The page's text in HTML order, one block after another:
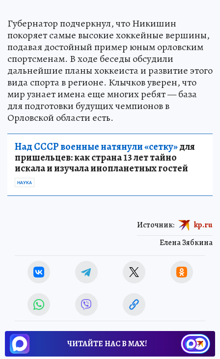
Губернатор подчеркнул, что Никишин
покоряет самые высокие хоккейные вершины,
подавая достойный пример юным орловским
спортсменам. В ходе беседы обсудили
дальнейшие планы хоккеиста и развитие этого
вида спорта в регионе. Клычков уверен, что
мир узнает имена еще многих ребят — база
для подготовки будущих чемпионов в
Орловской области есть.
Над СССР военные натянули «сетку»для
пришельцев: как страна 13 лет тайно
искала и изучала инопланетных гостей
НАУКА
Елена Зябкина
Источник: kp.ru
ЧИТАЙТЕ НАС В МАХ!